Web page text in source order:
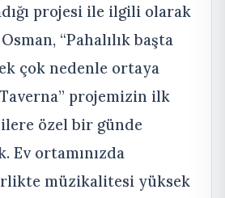
projesi ile ilgili olarak
“Pahalılık başta
çok nedenle ortaya
projemizin ilk
özel bir günde
Ev ortamınızda
müzikalitesi yüksek